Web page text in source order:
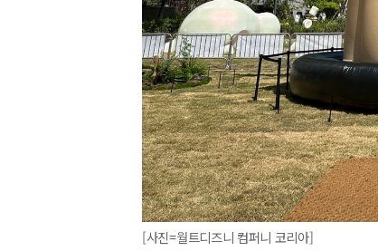
[사진=월트디즈니 컴퍼니 코리아]